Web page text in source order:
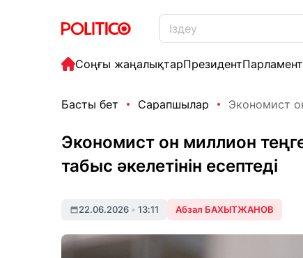
Соңғы жаңалықтарПрезидентПарламент
Басты бет Сарапшылар Экономист
Экономист он миллион
табыс әкелетінін есептеді
22.06.2026 • 13:11 Абзал БАХЫТЖАНОВ